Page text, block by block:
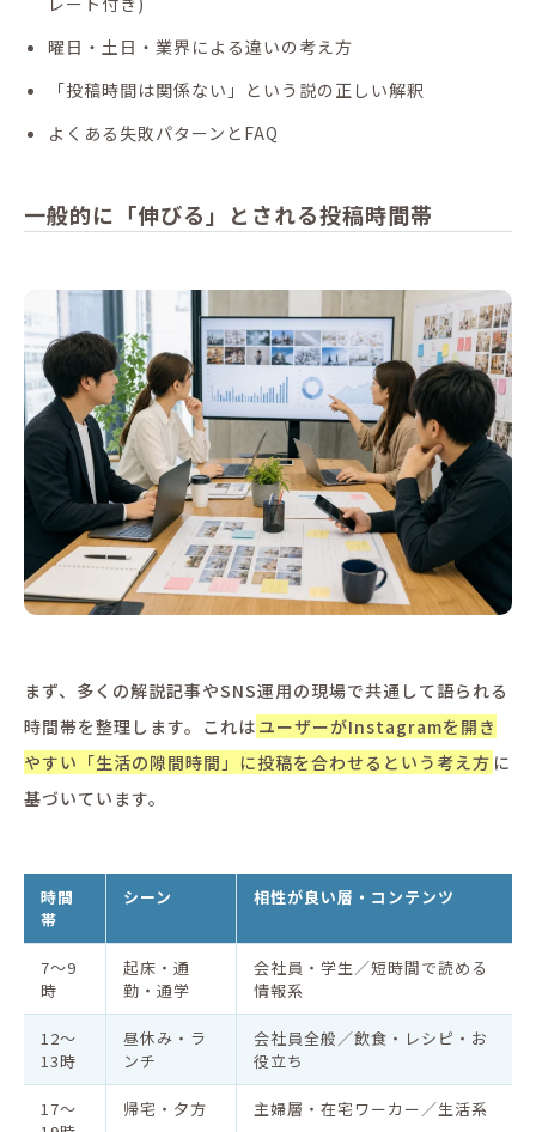
曜日・土日・業界による違いの考え方
「投稿時間は関係ない」という説の正しい解釈
よくある失敗パターンとFAQ
一般的に「伸びる」とされる投稿時間帯
まず、多くの解説記事やSNS運用の現場で共通して語られる
時間帯を整理します。これは ユーザーがInstagramを開き
やすい「生活の隙間時間」に投稿を合わせるという考え方 に
基づいています。
時間
帯
シーン 相性が良い層・コンテンツ
7〜9
時
起床・通
勤・通学
会社員・学生／短時間で読める
情報系
12〜
13時
昼休み・ラ
ンチ
会社員全般／飲食・レシピ・お
役立ち
17〜
帰宅・夕方 主婦層・在宅ワーカー／生活系